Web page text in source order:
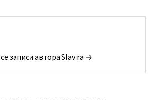
записи автора Slavira →